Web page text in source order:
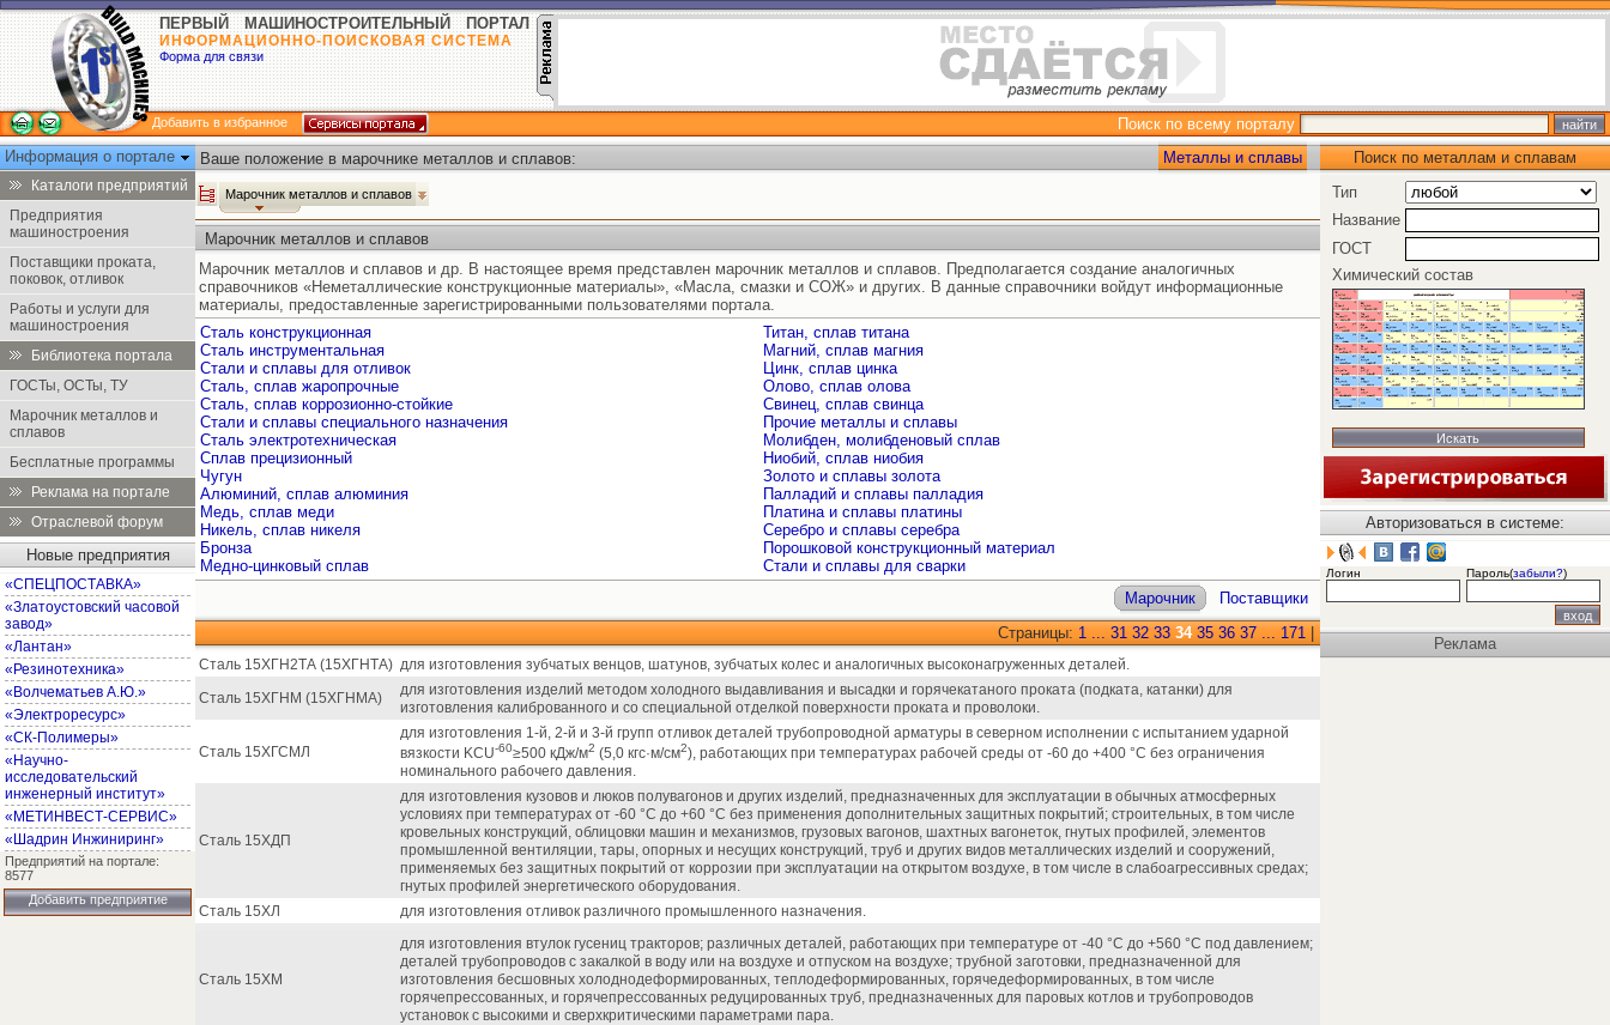
ПЕРВЫЙ МАШИНОСТРОИТЕЛЬНЫЙ ПОРТАЛ
ИНФОРМАЦИОННО-ПОИСКОВАЯ СИСТЕМА
Форма для связи
Добавить в избранное
Поиск по всему порталу
Информация о портале
Каталоги предприятий
Предприятия
машиностроения
Поставщики проката,
поковок, отливок
Работы и услуги для
машиностроения
Библиотека портала
ГОСТы, ОСТы, ТУ
Марочник металлов и
сплавов
Бесплатные программы
Реклама на портале
Отраслевой форум
Новые предприятия
«СПЕЦПОСТАВКА»
«Златоустовский часовой
завод»
«Лантан»
«Резинотехника»
«Волчематьев А.Ю.»
«Электроресурс»
«СК-Полимеры»
«Научно-
исследовательский
инженерный институт»
«МЕТИНВЕСТ-СЕРВИС»
«Шадрин Инжиниринг»
Предприятий на портале:
8577
Добавить предприятие
Ваше положение в марочнике металлов и сплавов: Металлы и сплавы
Марочник металлов и сплавов
Марочник металлов и сплавов
Марочник металлов и сплавов и др. В настоящее время представлен марочник металлов и сплавов. Предполагается создание аналогичных
справочников «Неметаллические конструкционные материалы», «Масла, смазки и СОЖ» и других. В данные справочники войдут информационные
материалы, предоставленные зарегистрированными пользователями портала.
Сталь конструкционная
Сталь инструментальная
Стали и сплавы для отливок
Сталь, сплав жаропрочные
Сталь, сплав коррозионно-стойкие
Стали и сплавы специального назначения
Сталь электротехническая
Сплав прецизионный
Чугун
Алюминий, сплав алюминия
Медь, сплав меди
Никель, сплав никеля
Бронза
Медно-цинковый сплав
Титан, сплав титана
Магний, сплав магния
Цинк, сплав цинка
Олово, сплав олова
Свинец, сплав свинца
Прочие металлы и сплавы
Молибден, молибденовый сплав
Ниобий, сплав ниобия
Золото и сплавы золота
Палладий и сплавы палладия
Платина и сплавы платины
Серебро и сплавы серебра
Порошковой конструкционный материал
Стали и сплавы для сварки
Марочник
Поставщики
Страницы: 1 ... 31 32 33 34 35 36 37 ... 171
Сталь 15ХГН2ТА (15ХГНТА) для изготовления зубчатых венцов, шатунов, зубчатых колес и аналогичных высоконагруженных деталей.
Сталь 15ХГНМ (15ХГНМА)
для изготовления изделий методом холодного выдавливания и высадки и горячекатаного проката (подката, катанки) для
изготовления калиброванного и со специальной отделкой поверхности проката и проволоки.
Сталь 15ХГСМЛ
для изготовления 1-й, 2-й и 3-й групп отливок деталей трубопроводной арматуры в северном исполнении с испытанием ударной
вязкости KCU-60≥500 кДж/м2 (5,0 кгс·м/см2), работающих при температурах рабочей среды от -60 до +400 °С без ограничения
номинального рабочего давления.
Сталь 15ХДП
для изготовления кузовов и люков полувагонов и других изделий, предназначенных для эксплуатации в обычных атмосферных
условиях при температурах от -60 °С до +60 °С без применения дополнительных защитных покрытий; строительных, в том числе
кровельных конструкций, облицовки машин и механизмов, грузовых вагонов, шахтных вагонеток, гнутых профилей, элементов
промышленной вентиляции, тары, опорных и несущих конструкций, труб и других видов металлических изделий и сооружений,
применяемых без защитных покрытий от коррозии при эксплуатации на открытом воздухе, в том числе в слабоагрессивных средах;
гнутых профилей энергетического оборудования.
Сталь 15ХЛ
для изготовления отливок различного промышленного назначения.
Сталь 15ХМ
для изготовления втулок гусениц тракторов; различных деталей, работающих при температуре от -40 °С до +560 °С под давлением;
деталей трубопроводов с закалкой в воду или на воздухе и отпуском на воздухе; трубной заготовки, предназначенной для
изготовления бесшовных холоднодеформированных, теплодеформированных, горячедеформированных, в том числе
горячепрессованных, и горячепрессованных редуцированных труб, предназначенных для паровых котлов и трубопроводов
установок с высокими и сверхкритическими параметрами пара.
Поиск по металлам и сплавам
Тип
Название
ГОСТ
Химический состав
Авторизоваться в системе:
Логин Пароль(забыли?)
Реклама